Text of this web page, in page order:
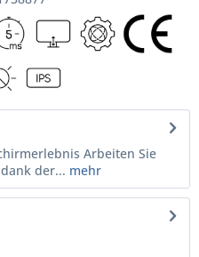
Arbeiten Sie
der... mehr